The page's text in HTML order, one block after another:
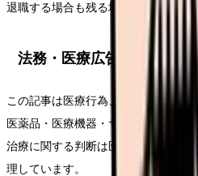
退職する場合も残る場合も判断がぶ
法務・医療広告・求人広告
この記事は医療行為、診断、治療効
医薬品・医療機器・サプリメント等
治療に関する判断は医師・薬剤師な
理しています。